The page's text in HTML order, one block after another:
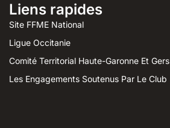
Liens rapides
Site FFME National
Ligue Occitanie
Comité Territorial Haute-Garonne Et Gers
Les Engagements Soutenus Par Le Club